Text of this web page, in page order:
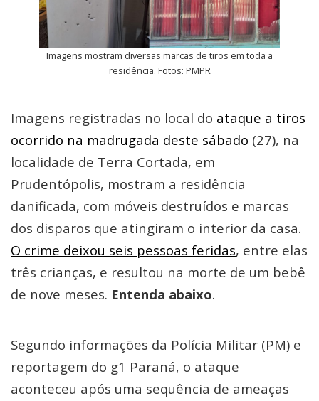
Imagens mostram diversas marcas de tiros em toda a
residência. Fotos: PMPR
Imagens registradas no local do ataque a tiros
ocorrido na madrugada deste sábado (27), na
localidade de Terra Cortada, em
Prudentópolis, mostram a residência
danificada, com móveis destruídos e marcas
dos disparos que atingiram o interior da casa.
O crime deixou seis pessoas feridas, entre elas
três crianças, e resultou na morte de um bebê
de nove meses. Entenda abaixo.
Segundo informações da Polícia Militar (PM) e
reportagem do g1 Paraná, o ataque
aconteceu após uma sequência de ameaças